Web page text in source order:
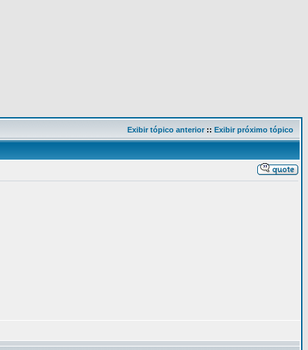
Exibir tópico anterior:: Exibir próximo tópico